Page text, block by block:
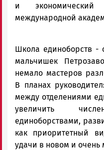
и экономический
международной
Школа единоборств -
мальчишек
немало мастеров
В планах
между отделениями
увеличить
единоборствами,
как приоритетный
удачи в новом и очень